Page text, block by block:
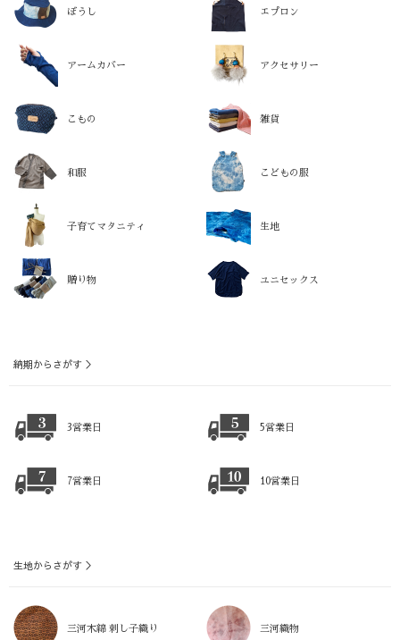
ぼうし エプロン
アームカバー アクセサリー
こもの 雑貨
和服 こどもの服
子育てマタニティ 生地
贈り物 ユニセックス
納期からさがす ＞
3営業日 5営業日
7営業日 10営業日
生地からさがす ＞
三河木綿 刺し子織り 三河織物